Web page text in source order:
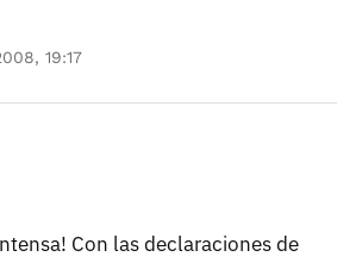
19:17
Con las declaraciones de